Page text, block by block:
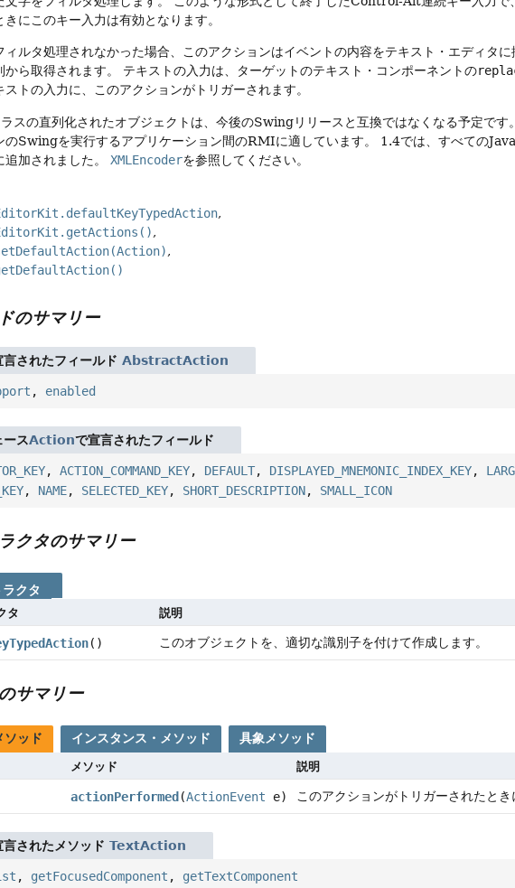
きにこのキー入力は有効となります。
ィルタ処理されなかった場合、このアクションはイベントの内容をテキスト・エディタに
ら取得されます。
テキストの入力は、ターゲットのテキスト・コンポーネントの
ストの入力に、このアクションがトリガーされます。
スの直列化されたオブジェクトは、今後のSwingリリースと互換ではなくなる予定です。
のSwingを実行するアプリケーション間のRMIに適しています。
1.4では、すべての
加されました。
XMLEncoderを参照してください。
のサマリー
言されたフィールドAbstractAction
, enabled
ースActionで宣言されたフィールド
,ACTION_COMMAND_KEY, DEFAULT, DISPLAYED_MNEMONIC_INDEX_KEY,
, NAME, SELECTED_KEY, SHORT_DESCRIPTION, SMALL_ICON
クタのサマリー
クタ
タ 説明
() このオブジェクトを、適切な識別子を付けて作成します。
サマリー
ソッド インスタンス・メソッド 具象メソッド
メソッド 説明
actionPerformed (ActionEvent e) このアクションがトリガーされたとき
言されたメソッドTextAction
, getFocusedComponent , getTextComponent